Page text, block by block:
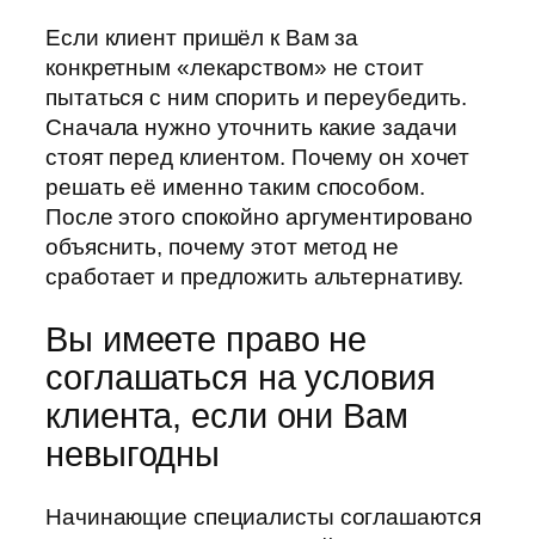
Если клиент пришёл к Вам за
конкретным «лекарством» не стоит
пытаться с ним спорить и переубедить.
Сначала нужно уточнить какие задачи
стоят перед клиентом. Почему он хочет
решать её именно таким способом.
После этого спокойно аргументировано
объяснить, почему этот метод не
сработает и предложить альтернативу.
Вы имеете право не
соглашаться на условия
клиента, если они Вам
невыгодны
Начинающие специалисты соглашаются